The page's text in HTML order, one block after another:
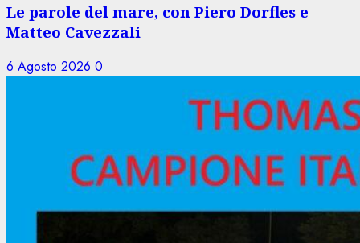
Le parole del mare, con Piero Dorfles e
Matteo Cavezzali
6 Agosto 2026 0